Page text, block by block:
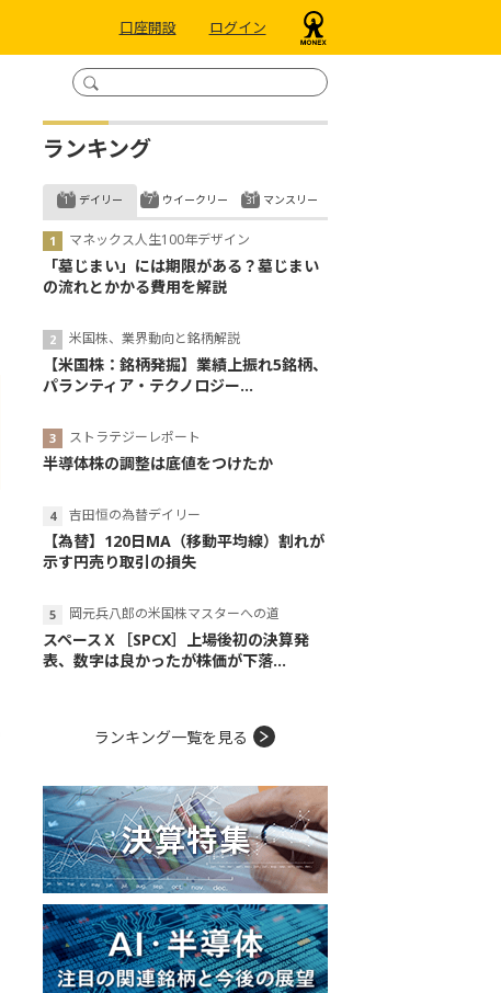
口座開設 ログイン
ランキング
デイリー
マネックス人生100年デザイン
「墓じまい」には期限がある？墓じまい
の流れとかかる費用を解説
米国株、業界動向と銘柄解説
【米国株：銘柄発掘】業績上振れ5銘柄、
パランティア・テクノロジー...
ストラテジーレポート
半導体株の調整は底値をつけたか
吉田恒の為替デイリー
【為替】120日MA（移動平均線）割れが
示す円売り取引の損失
岡元兵八郎の米国株マスターへの道
スペースＸ［SPCX］上場後初の決算発
表、数字は良かったが株価が下落...
ウイークリー マンスリー
ランキング一覧を見る